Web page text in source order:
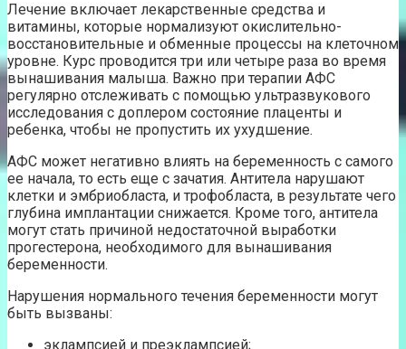
Лечение включает лекарственные средства и
витамины, которые нормализуют окислительно-
восстановительные и обменные процессы на клеточном
уровне. Курс проводится три или четыре раза во время
вынашивания малыша. Важно при терапии АФС
регулярно отслеживать с помощью ультразвукового
исследования с доплером состояние плаценты и
ребенка, чтобы не пропустить их ухудшение.
АФС может негативно влиять на беременность с самого
ее начала, то есть еще с зачатия. Антитела нарушают
клетки и эмбриобласта, и трофобласта, в результате чего
глубина имплантации снижается. Кроме того, антитела
могут стать причиной недостаточной выработки
прогестерона, необходимого для вынашивания
беременности.
Нарушения нормального течения беременности могут
быть вызваны:
эклампсией и преэклампсией;